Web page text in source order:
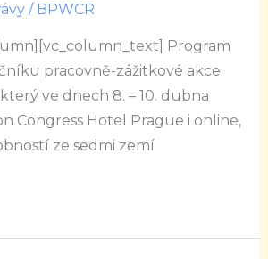
/ BPWCR
Program
pracovně-zážitkové akce
ve dnech 8. – 10. dubna
Congress Hotel Prague i online,
ze sedmi zemí